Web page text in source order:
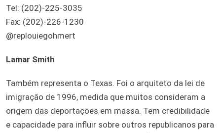
Tel: (202)-225-3035
Fax: (202)-226-1230
@replouiegohmert
Lamar Smith
Também representa o Texas. Foi o arquiteto da lei de
imigração de 1996, medida que muitos consideram a
origem das deportações em massa. Tem credibilidade
e capacidade para influir sobre outros republicanos para